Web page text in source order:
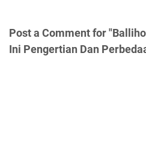
Post a Comment for
Ini Pengertian Dan